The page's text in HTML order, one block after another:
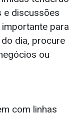
e discussões
para
dia, procure
ou